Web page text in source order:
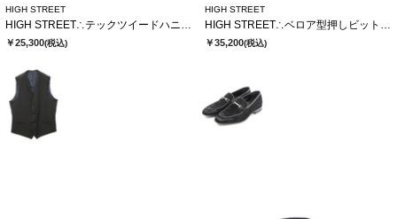
HIGH STREET
￥25,300(税込)
HIGH STREET
￥35,200(税込)